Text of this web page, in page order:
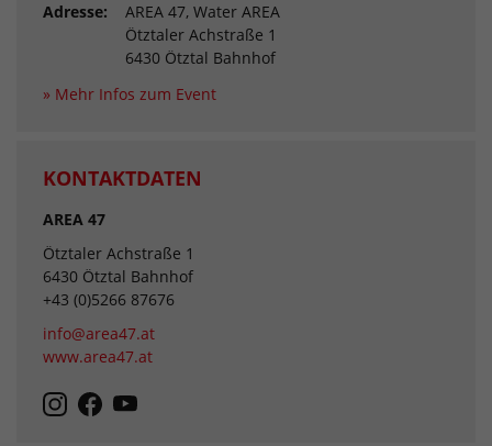
Adresse:
AREA 47, Water AREA
Ötztaler Achstraße 1
6430 Ötztal Bahnhof
» Mehr Infos zum Event
KONTAKTDATEN
AREA 47
Ötztaler Achstraße 1
6430 Ötztal Bahnhof
+43 (0)5266 87676
info@area47.at
www.area47.at